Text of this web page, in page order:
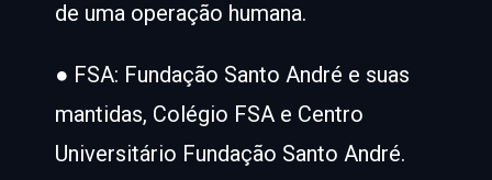
de uma operação humana.
● FSA: Fundação Santo André e suas
mantidas, Colégio FSA e Centro
Universitário Fundação Santo André.